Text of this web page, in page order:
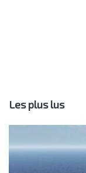
Les plus lus